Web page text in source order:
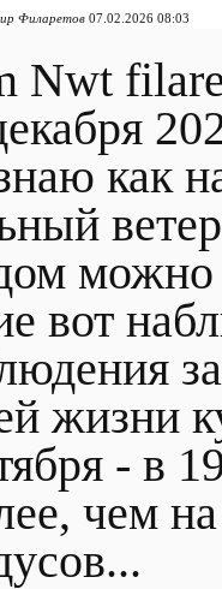
Филаретов 07.02.2026 08:03
Nwt
как
вот
жизни
- в
чем